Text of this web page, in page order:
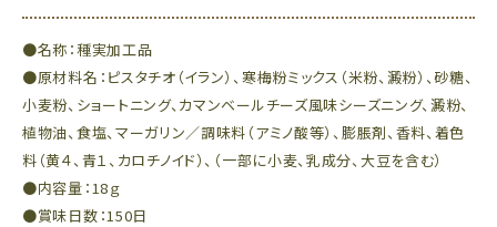
●名称：種実加工品
●原材料名：ピスタチオ（イラン）、寒梅粉ミックス（米粉、澱粉）、砂糖、
小麦粉、ショートニング、カマンベールチーズ風味シーズニング、澱粉、
植物油、食塩、マーガリン／調味料（アミノ酸等）、膨脹剤、香料、着色
料（黄４、青１、カロチノイド）、（一部に小麦、乳成分、大豆を含む）
●内容量：18ｇ
●賞味日数：150日